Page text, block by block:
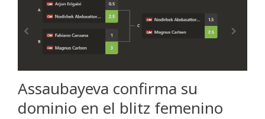
Assaubayeva confirma su
dominio en el blitz femenino